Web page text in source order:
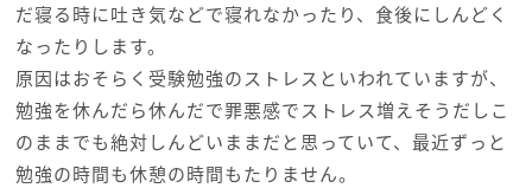
だ寝る時に吐き気などで寝れなかったり、食後にしんどく
なったりします。
原因はおそらく受験勉強のストレスといわれていますが、
勉強を休んだら休んだで罪悪感でストレス増えそうだしこ
のままでも絶対しんどいままだと思っていて、最近ずっと
勉強の時間も休憩の時間もたりません。